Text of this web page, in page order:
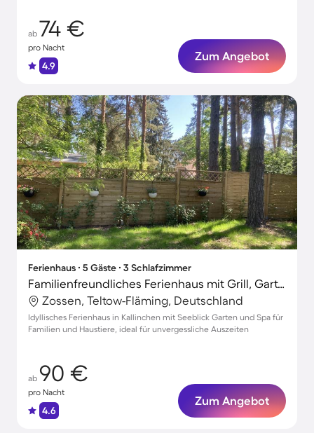
ab 74 €
pro Nacht
4.9
Zum Angebot
Ferienhaus ∙ 5 Gäste ∙ 3 Schlafzimmer
Familienfreundliches Ferienhaus mit Grill, Garten und Whirlpool | Naturblick | Haustiere erlaubt
Zossen, Teltow-Fläming, Deutschland
Idyllisches Ferienhaus in Kallinchen mit Seeblick Garten und Spa für
Familien und Haustiere, ideal für unvergessliche Auszeiten
ab 90 €
pro Nacht
4.6
Zum Angebot